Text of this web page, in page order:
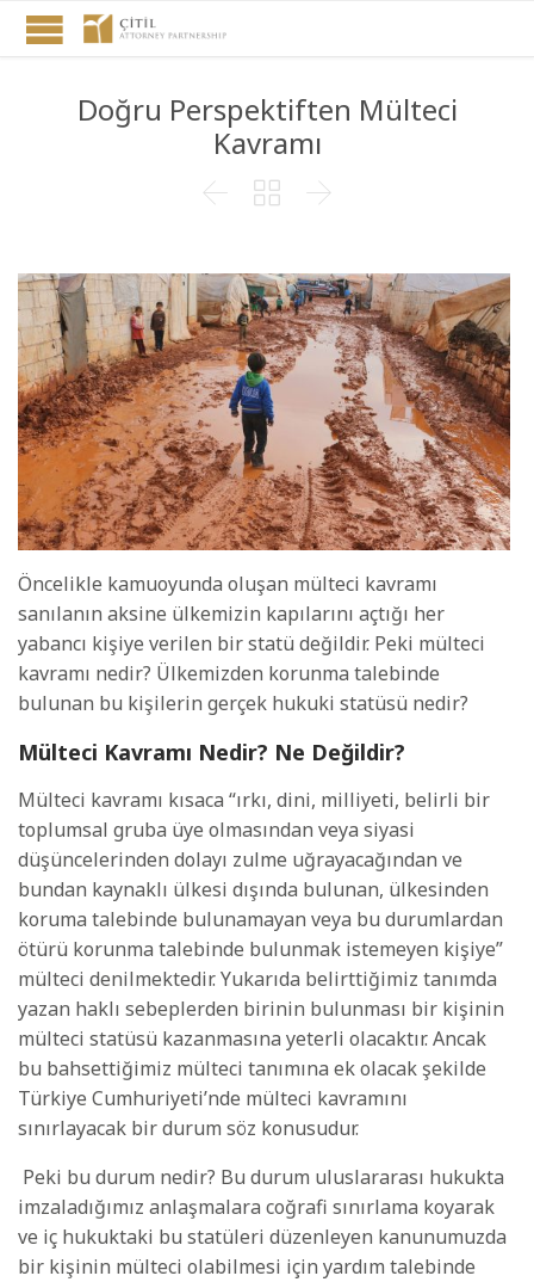
Doğru Perspektiften Mülteci
Kavramı
  
Öncelikle kamuoyunda oluşan mülteci kavramı
sanılanın aksine ülkemizin kapılarını açtığı her
yabancı kişiye verilen bir statü değildir. Peki mülteci
kavramı nedir? Ülkemizden korunma talebinde
bulunan bu kişilerin gerçek hukuki statüsü nedir?
Mülteci Kavramı Nedir? Ne Değildir?
Mülteci kavramı kısaca “ırkı, dini, milliyeti, belirli bir
toplumsal gruba üye olmasından veya siyasi
düşüncelerinden dolayı zulme uğrayacağından ve
bundan kaynaklı ülkesi dışında bulunan, ülkesinden
koruma talebinde bulunamayan veya bu durumlardan
ötürü korunma talebinde bulunmak istemeyen kişiye”
mülteci denilmektedir. Yukarıda belirttiğimiz tanımda
yazan haklı sebeplerden birinin bulunması bir kişinin
mülteci statüsü kazanmasına yeterli olacaktır. Ancak
bu bahsettiğimiz mülteci tanımına ek olacak şekilde
Türkiye Cumhuriyeti’nde mülteci kavramını
sınırlayacak bir durum söz konusudur.
Peki bu durum nedir? Bu durum uluslararası hukukta
imzaladığımız anlaşmalara coğrafi sınırlama koyarak
ve iç hukuktaki bu statüleri düzenleyen kanunumuzda
bir kişinin mülteci olabilmesi için yardım talebinde